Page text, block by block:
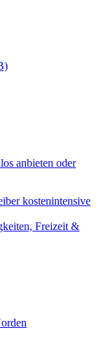
anbieten oder
kostenintensive
Freizeit &